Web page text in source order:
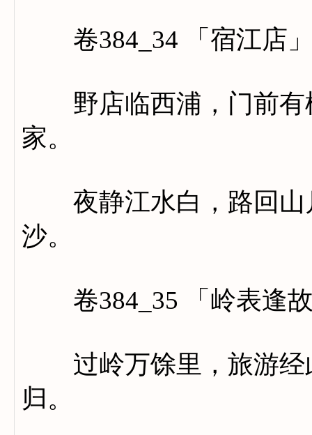
卷384_34 「宿江店
野店临西浦，门前有
家。
夜静江水白，路回山
沙。
卷384_35 「岭表逢
过岭万馀里，旅游经
归。